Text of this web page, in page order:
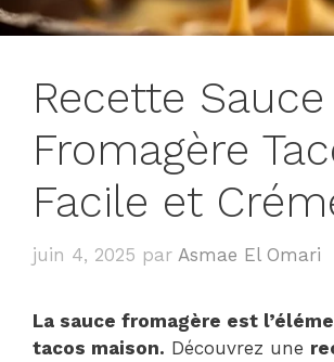
Recette Sauce
Fromagère
Facile et
juin 4, 2025 par Asmae El Omari
La sauce fromagère est
tacos maison. Découvrez une